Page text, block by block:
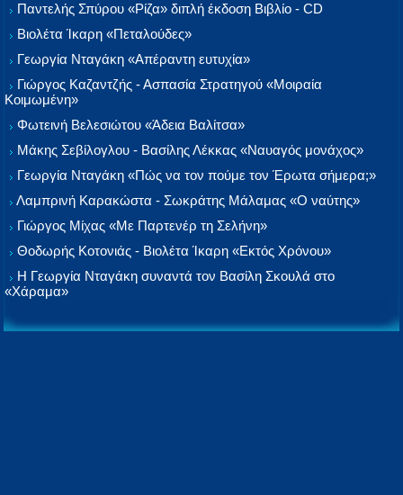
Παντελής Σπύρου «Ρίζα» διπλή έκδοση Βιβλίο - CD
Βιολέτα Ίκαρη «Πεταλούδες»
Γεωργία Νταγάκη «Aπέραντη ευτυχία»
Γιώργος Καζαντζής - Ασπασία Στρατηγού «Μοιραία
Κοιμωμένη»
Φωτεινή Βελεσιώτου «Άδεια Βαλίτσα»
Μάκης Σεβίλογλου - Βασίλης Λέκκας «Ναυαγός μονάχος»
Γεωργία Νταγάκη «Πώς να τον πούμε τον Έρωτα σήμερα;»
Λαμπρινή Καρακώστα - Σωκράτης Μάλαμας «Ο ναύτης»
Γιώργος Μίχας «Με Παρτενέρ τη Σελήνη»
Θοδωρής Κοτονιάς - Βιολέτα Ίκαρη «Εκτός Χρόνου»
Η Γεωργία Νταγάκη συναντά τον Βασίλη Σκουλά στο
«Χάραμα»